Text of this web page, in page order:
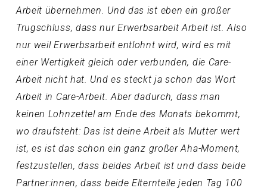
Arbeit übernehmen. Und das ist eben ein großer
Trugschluss, dass nur Erwerbsarbeit Arbeit ist. Also
nur weil Erwerbsarbeit entlohnt wird, wird es mit
einer Wertigkeit gleich oder verbunden, die Care-
Arbeit nicht hat. Und es steckt ja schon das Wort
Arbeit in Care-Arbeit. Aber dadurch, dass man
keinen Lohnzettel am Ende des Monats bekommt,
wo draufsteht: Das ist deine Arbeit als Mutter wert
ist, es ist das schon ein ganz großer Aha-Moment,
festzustellen, dass beides Arbeit ist und dass beide
Partner:innen, dass beide Elternteile jeden Tag 100